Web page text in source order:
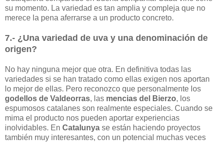
su momento. La variedad es tan amplia y compleja que no
merece la pena aferrarse a un producto concreto.
7.- ¿Una variedad de uva y una denominación de
origen?
No hay ninguna mejor que otra. En definitiva todas las
variedades si se han tratado como ellas exigen nos aportan
lo mejor de ellas. Pero reconozco que personalmente los
godellos de Valdeorras, las mencias del Bierzo, los
espumosos catalanes son realmente especiales. Cuando se
mima el producto nos pueden aportar experiencias
inolvidables. En Catalunya se están haciendo proyectos
también muy interesantes, con un potencial muchas veces